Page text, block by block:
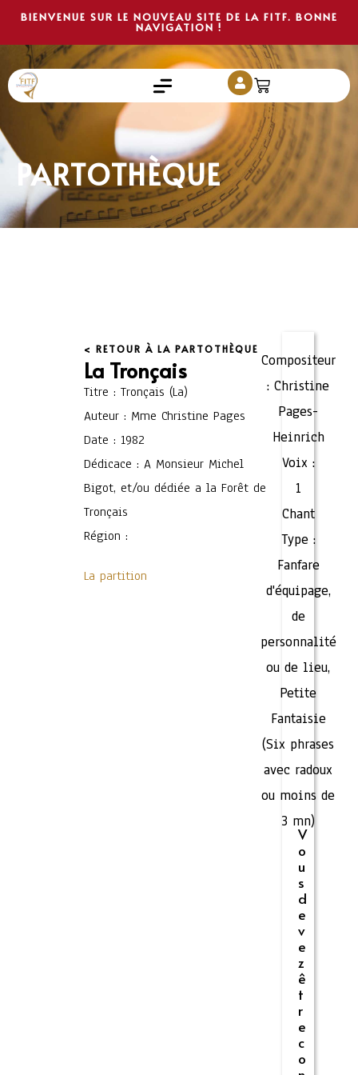
BIENVENUE SUR LE NOUVEAU SITE DE LA FITF. BONNE
NAVIGATION !
PARTOTHÈQUE
< RETOUR À LA PARTOTHÈQUE
La Tronçais
Titre : Tronçais (La)
Auteur : Mme Christine Pages
Date : 1982
Dédicace : A Monsieur Michel
Bigot, et/ou dédiée a la Forêt de
Tronçais
Région :
La partition
Compositeur
: Christine
Pages-
Heinrich
Voix :
1
Chant
Type :
Fanfare
d'équipage,
de
personnalité
ou de lieu,
Petite
Fantaisie
(Six phrases
avec radoux
ou moins de
3 mn)
V
o
u
s
d
e
v
e
z
ê
t
r
e
c
o